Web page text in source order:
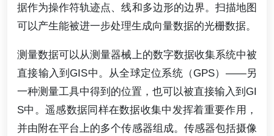
据作为操作符轨迹点、线和多边形的边界。扫描地图
可以产生能被进一步处理生成向量数据的光栅数据。
测量数据可以从测量器械上的数字数据收集系统中被
直接输入到GIS中。从全球定位系统（GPS）——另
一种测量工具中得到的位置，也可以被直接输入到GI
S中。遥感数据同样在数据收集中发挥着重要作用，
并由附在平台上的多个传感器组成。传感器包括摄像